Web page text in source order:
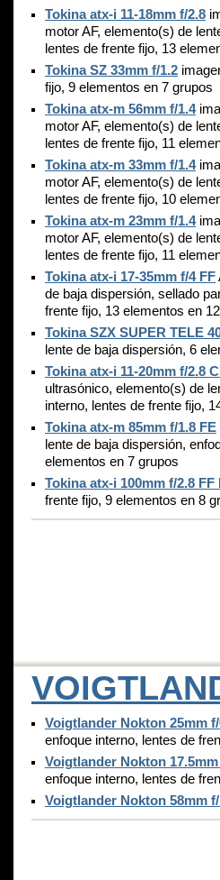
Tokina atx-i 11-18mm f/2.8
motor AF, elemento(s) de
lentes de frente fijo, 13
Tokina SZ 33mm f/1.2
fijo, 9 elementos en 7 grupos
Tokina atx-m 56mm f/1.4
motor AF, elemento(s) de
lentes de frente fijo, 11
Tokina atx-m 33mm f/1.4
motor AF, elemento(s) de
lentes de frente fijo, 10
Tokina atx-m 23mm f/1.4
motor AF, elemento(s) de
lentes de frente fijo, 11
Tokina atx-i 17-35mm f/4 FF
de baja dispersión, sellado
frente fijo, 13 elementos en
Tokina SZX SUPER TELE
lente de baja dispersión, 6
Tokina atx-i 11-20mm f/2.8
ultrasónico, elemento(s) de
interno, lentes de frente fijo,
Tokina atx-m 85mm f/1.8 FE
lente de baja dispersión,
elementos en 7 grupos
Tokina atx-i 100mm f/2.8 FF
frente fijo, 9 elementos en 8
Voigtlander Nokton 25mm f/
enfoque interno, lentes de
Voigtlander Nokton 17.5mm
enfoque interno, lentes de
Voigtlander Nokton 58mm f/